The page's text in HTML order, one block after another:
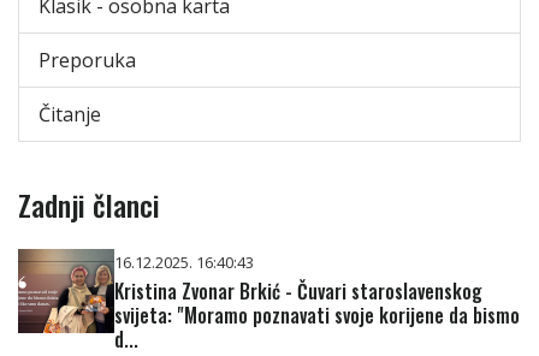
Klasik - osobna karta
Preporuka
Čitanje
Zadnji članci
16.12.2025. 16:40:43
Kristina Zvonar Brkić - Čuvari staroslavenskog
svijeta: "Moramo poznavati svoje korijene da bismo
d...